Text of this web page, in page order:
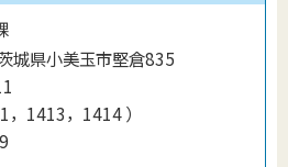
城県小美玉市堅倉835
，1413，1414）